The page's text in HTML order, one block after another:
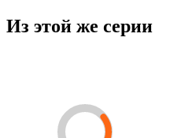
Из этой же серии